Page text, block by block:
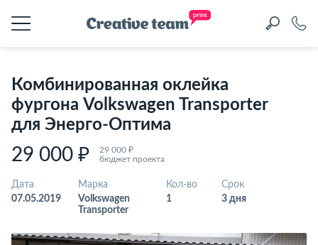
Комбинированная оклейка
фургона Volkswagen Transporter
для Энерго-Оптима
29 000 ₽
29 000 ₽
бюджет проекта
Дата
07.05.2019
Марка
Volkswagen
Transporter
Кол-во
1
Срок
3 дня